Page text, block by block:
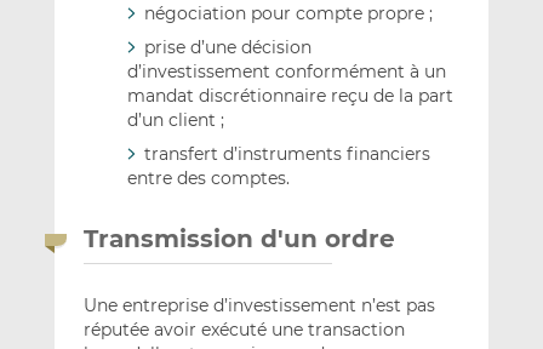
négociation pour compte propre ;
prise d’une décision
d’investissement conformément à un
mandat discrétionnaire reçu de la part
d’un client ;
transfert d’instruments financiers
entre des comptes.
Transmission d'un ordre
Une entreprise d’investissement n’est pas
réputée avoir exécuté une transaction